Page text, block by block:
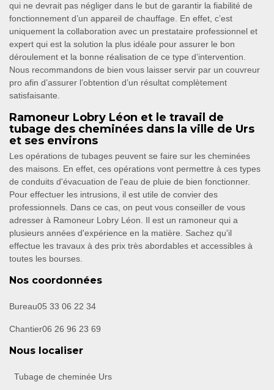
qui ne devrait pas négliger dans le but de garantir la fiabilité de
fonctionnement d’un appareil de chauffage. En effet, c’est
uniquement la collaboration avec un prestataire professionnel et
expert qui est la solution la plus idéale pour assurer le bon
déroulement et la bonne réalisation de ce type d’intervention.
Nous recommandons de bien vous laisser servir par un couvreur
pro afin d’assurer l’obtention d’un résultat complètement
satisfaisante.
Ramoneur Lobry Léon et le travail de
tubage des cheminées dans la ville de Urs
et ses environs
Les opérations de tubages peuvent se faire sur les cheminées
des maisons. En effet, ces opérations vont permettre à ces types
de conduits d'évacuation de l'eau de pluie de bien fonctionner.
Pour effectuer les intrusions, il est utile de convier des
professionnels. Dans ce cas, on peut vous conseiller de vous
adresser à Ramoneur Lobry Léon. Il est un ramoneur qui a
plusieurs années d'expérience en la matière. Sachez qu'il
effectue les travaux à des prix très abordables et accessibles à
toutes les bourses.
Nos coordonnées
Bureau05 33 06 22 34
Chantier06 26 96 23 69
Nous localiser
Tubage de cheminée Urs